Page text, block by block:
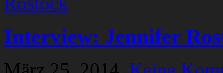
Interview: Jennifer